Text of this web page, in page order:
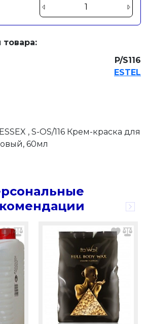
товара:
P/S116
ESTEL
, S-OS/116 Крем-краска для
60мл